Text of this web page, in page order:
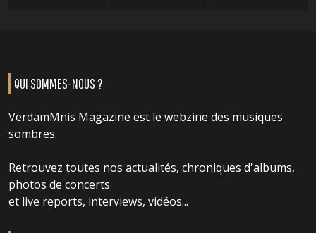
QUI SOMMES-NOUS ?
VerdamMnis Magazine est le webzine des musiques
sombres.
Retrouvez toutes nos actualités, chroniques d'albums,
photos de concerts
et live reports, interviews, vidéos...